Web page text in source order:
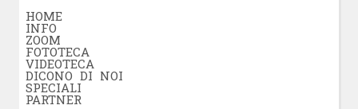
HOME
INFO
ZOOM
FOTOTECA
VIDEOTECA
DICONO DI NOI
SPECIALI
PARTNER